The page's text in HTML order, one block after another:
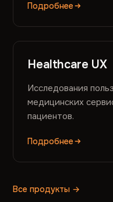
Подробнее
Healthcare UX
Исследования
медицинских
пациентов.
Подробнее
Все продукты →